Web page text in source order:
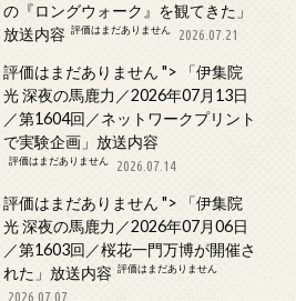
の『ロングウォーク』を観てきた」
放送内容 評価はまだありません 2026.07.21
評価はまだありません ">
「伊集院
光 深夜の馬鹿力／2026年07月13日
／第1604回／ネットワークプリント
で実験企画」放送内容
評価はまだありません 2026.07.14
評価はまだありません ">
「伊集院
光 深夜の馬鹿力／2026年07月06日
／第1603回／桜花一門万博が開催さ
れた」放送内容 評価はまだありません
2026.07.07